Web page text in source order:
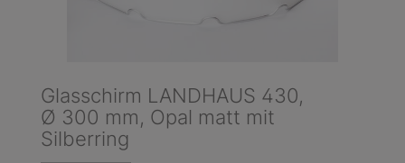
Glasschirm LANDHAUS 430,
Ø 300 mm, Opal matt mit
Silberring